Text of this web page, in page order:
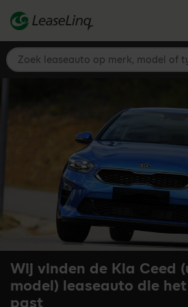
Zoek leaseauto op merk, model of
Wij vinden de Kia Ceed
model) leaseauto die
past